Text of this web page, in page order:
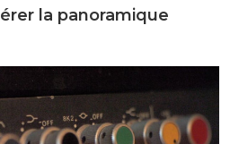
la panoramique